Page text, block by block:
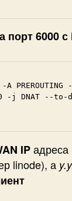
порт 6000
-j DNAT --to-
IP
linode), а